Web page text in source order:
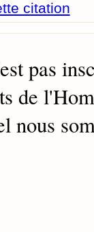
citation
pas
de
nous